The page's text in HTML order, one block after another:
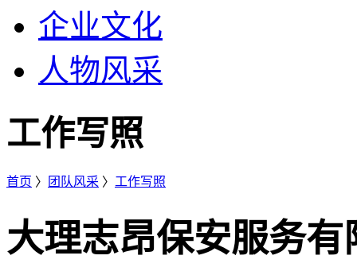
企业文化
人物风采
工作写照
首页 〉 团队风采 〉 工作写照
大理志昂保安服务